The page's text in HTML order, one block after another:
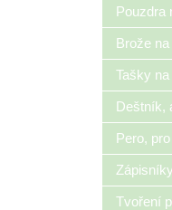
Pouzdra
Brože
Tašky
Deštník,
Pero,
Tvoření